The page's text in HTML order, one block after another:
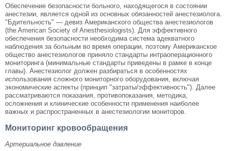
Обеспечение безопасности больного, находящегося в состоянии
анестезии, является одной из основных обязанностей анестезиолога.
"Бдительность" — девиз Американского общества анестезиологов
(the American Society of Anesthesiologists). Для эффективного
обеспечения безопасности необходима система адекватного
наблюдения за больным во время операции, поэтому Американское
общество анестезиологов приняло стандарты интраоперационного
мониторинга (минимальные стандарты приведены в рамке в конце
главы). Анестезиолог должен разбираться в особенностях
использования сложного мониторного оборудования, включая
экономические аспекты (принцип "затраты/эффективность"). Далее
рассматриваются показания, противопоказания, методика,
осложнения и клинические особенности применения наиболее
важных и распространенных в анестезиологии мониторов.
Мониторинг кровообращения
Артериальное давление